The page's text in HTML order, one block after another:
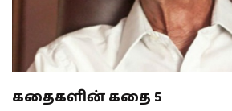
கதைகளின் கதை 5